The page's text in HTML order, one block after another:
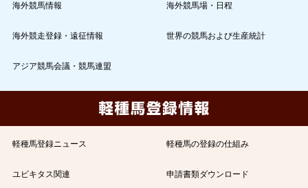
海外競馬情報 海外競馬場・日程
海外競走登録・遠征情報 世界の競馬および生産統計
アジア競馬会議・競馬連盟
軽種馬登録ニュース 軽種馬の登録の仕組み
ユビキタス関連 申請書類ダウンロード